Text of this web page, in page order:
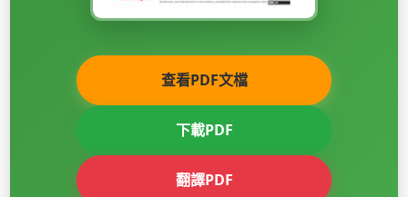
查看PDF文檔
下載PDF
翻譯PDF